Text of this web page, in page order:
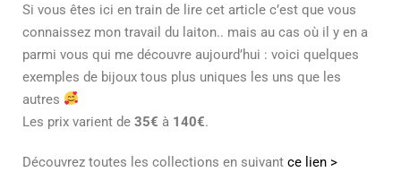
Si vous êtes ici en train de lire cet article c’est que vous
connaissez mon travail du laiton.. mais au cas où il y en a
parmi vous qui me découvre aujourd’hui : voici quelques
exemples de bijoux tous plus uniques les uns que les
autres
Les prix varient de 35€ à 140€.
Découvrez toutes les collections en suivant ce lien >